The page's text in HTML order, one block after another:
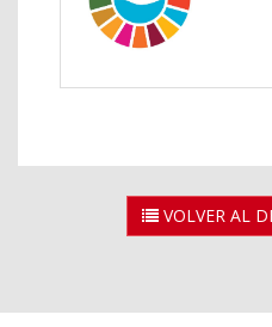
VOLVER AL